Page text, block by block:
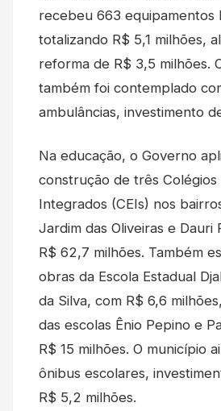
recebeu 663 equipamentos
totalizando R$ 5,1 milhões,
reforma de R$ 3,5 milhões.
também foi contemplado
ambulâncias, investimento
Na educação, o Governo
construção de três Colégios
Integrados (CEIs) nos
Jardim das Oliveiras e Dauri
R$ 62,7 milhões. Também
obras da Escola Estadual
da Silva, com R$ 6,6
das escolas Ênio Pepino e
R$ 15 milhões. O município
ônibus escolares,
R$ 5,2 milhões.